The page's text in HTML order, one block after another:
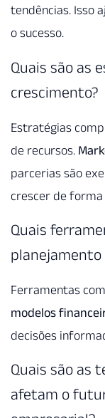
tendências. Isso
o sucesso.
Quais são as
crescimento?
Estratégias
de recursos.
parcerias são
crescer de
Quais
planejamento
Ferramentas
modelos
decisões
Quais são as
afetam o